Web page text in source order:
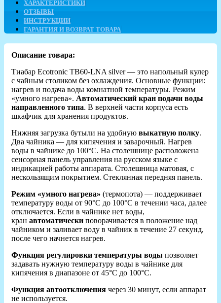
ХАРАКТЕРИСТИКИ
ОТЗЫВЫ
ИНСТРУКЦИИ
ГАРАНТИЯ И ВОЗВРАТ ТОВАРА
Описание товара:
Тиабар Ecotronic TB60-LNA silver — это напольный кулер
с чайным столиком без охлаждения. Основные функции:
нагрев и подача воды комнатной температуры. Режим
«умного нагрева». Автоматический кран подачи воды
направленного типа. В верхней части корпуса есть
шкафчик для хранения продуктов.
Нижняя загрузка бутыли на удобную выкатную полку.
Два чайника — для кипячения и заварочный. Нагрев
воды в чайнике до 100°С. На столешнице расположена
сенсорная панель управления на русском языке с
индикацией работы аппарата. Столешница матовая, с
нескользящим покрытием. Стеклянная передняя панель.
Режим «умного нагрева» (термопота) — поддерживает
температуру воды от 90°С до 100°С в течении часа, далее
отключается. Если в чайнике нет воды,
кран автоматически поворачивается в положение над
чайником и заливает воду в чайник в течение 27 секунд,
после чего начнется нагрев.
Функция регулировки температуры воды позволяет
задавать нужную температуру воды в чайнике для
кипячения в диапазоне от 45°С до 100°С.
Функция автоотключения через 30 минут, если аппарат
не используется.